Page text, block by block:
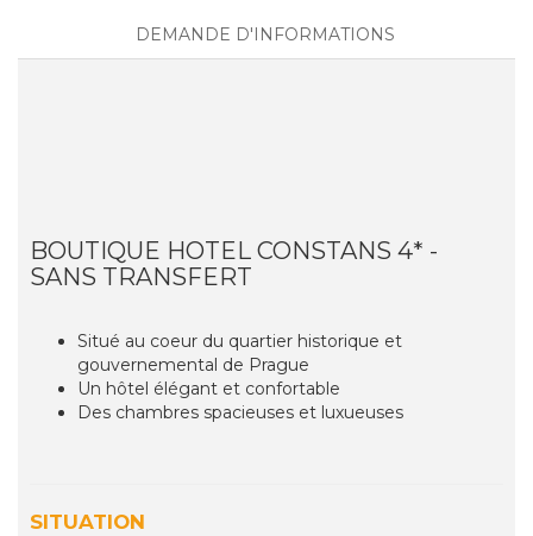
DEMANDE D'INFORMATIONS
BOUTIQUE HOTEL CONSTANS 4* -
SANS TRANSFERT
Situé au coeur du quartier historique et
gouvernemental de Prague
Un hôtel élégant et confortable
Des chambres spacieuses et luxueuses
SITUATION